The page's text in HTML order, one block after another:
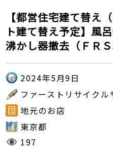
【都営住宅建て替え
ト建て替え予定】風
沸かし器撤去（ＦＲＳ
2024年5月9日
ファーストリサイクル
地元のお店
東京都
197